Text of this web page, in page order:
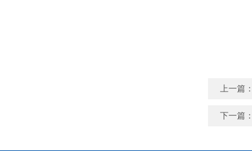
上一篇：
下一篇：